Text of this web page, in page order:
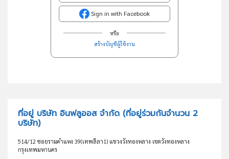
Sign in with Facebook
หรือ
สร้างบัญชีผู้ใช้งาน
ที่อยู่ บริษัท อินฟลูออส จำกัด (ที่อยู่ร่วมกันจำนวน 2
บริษัท)
514/12 ซอยรามคำแหง 39(เทพลีลา1) แขวงวังทองหลาง เขตวังทองหลาง
กรุงเทพมหานคร